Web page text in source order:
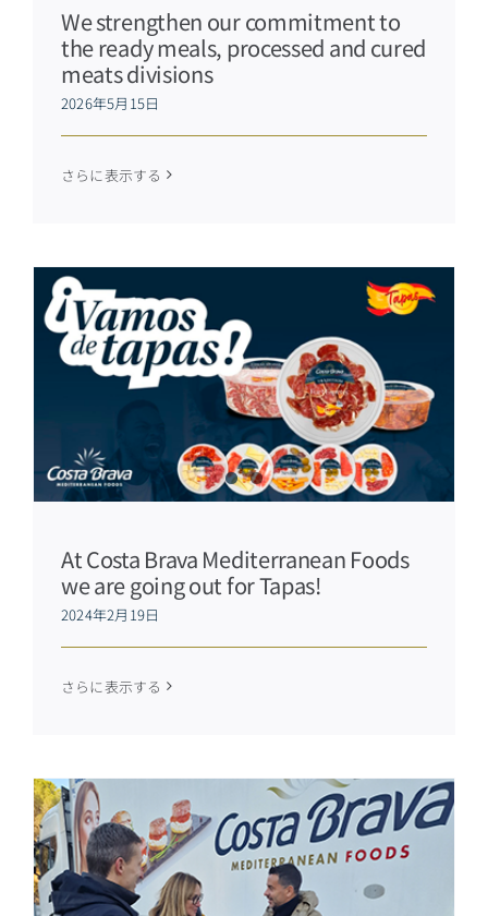
We strengthen our commitment to
the ready meals, processed and cured
meats divisions
2026年5月15日
さらに表示する
At Costa Brava Mediterranean Foods
we are going out for Tapas!
2024年2月19日
さらに表示する